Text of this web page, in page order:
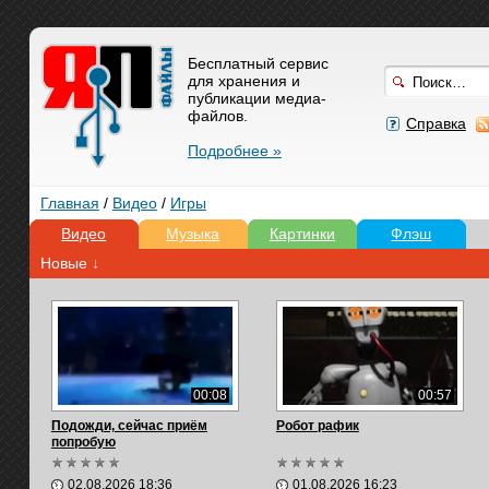
Справка
Бесплатный сервис
для хранения и
публикации медиа-
файлов.
Подробнее »
Главная / Видео/ Игры
Видео
Музыка Картинки
Флэш
Новые ↓
00:08
Подожди, сейчас приём
попробую⁠
02.08.2026 18:36
00:57
Робот рафик
01.08.2026 16:23